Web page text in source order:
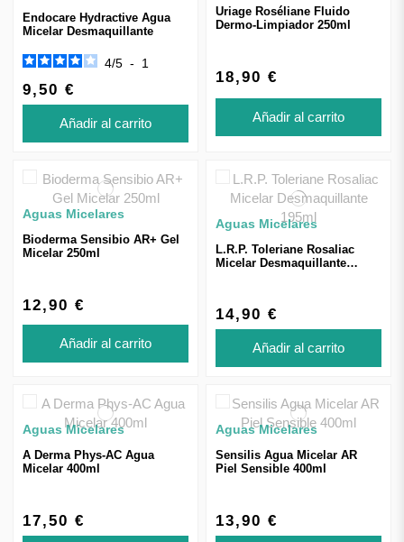
Endocare Hydractive Agua
Micelar Desmaquillante
4/5 - 1
9,50 €
Añadir al carrito
Uriage Roséliane Fluido
Dermo-Limpiador 250ml
18,90 €
Añadir al carrito
Aguas Micelares
Bioderma Sensibio AR+ Gel
Micelar 250ml
12,90 €
Añadir al carrito
Aguas Micelares
L.R.P. Toleriane Rosaliac
Micelar Desmaquillante
14,90 €
Añadir al carrito
Aguas Micelares
A Derma Phys-AC Agua
Micelar 400ml
17,50 €
Aguas Micelares
Sensilis Agua Micelar AR
Piel Sensible 400ml
13,90 €